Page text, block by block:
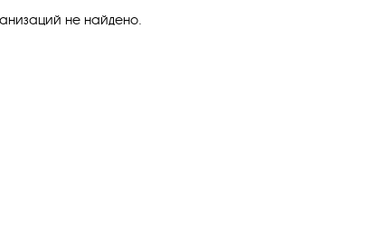
не найдено.